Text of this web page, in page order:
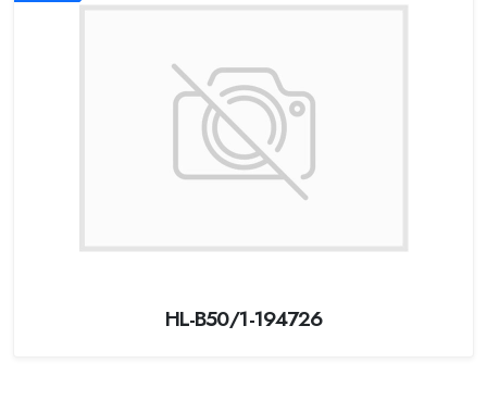
HL-B50/1-194726